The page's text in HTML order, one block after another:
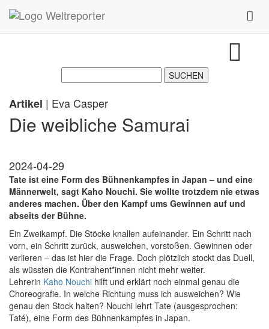
Zum Inhalt springen
Artikel | Eva Casper
Die weibliche Samurai
2024-04-29
Tate ist eine Form des Bühnenkampfes in Japan – und eine
Männerwelt, sagt Kaho Nouchi. Sie wollte trotzdem nie etwas
anderes machen. Über den Kampf ums Gewinnen auf und
abseits der Bühne.
Ein Zweikampf. Die Stöcke knallen aufeinander. Ein Schritt nach
vorn, ein Schritt zurück, ausweichen, vorstoßen. Gewinnen oder
verlieren – das ist hier die Frage. Doch plötzlich stockt das Duell,
als wüssten die Kontrahent*innen nicht mehr weiter.
Lehrerin Kaho Nouchi hilft und erklärt noch einmal genau die
Choreografie. In welche Richtung muss ich ausweichen? Wie
genau den Stock halten? Nouchi lehrt Tate (ausgesprochen:
Taté), eine Form des Bühnenkampfes in Japan.